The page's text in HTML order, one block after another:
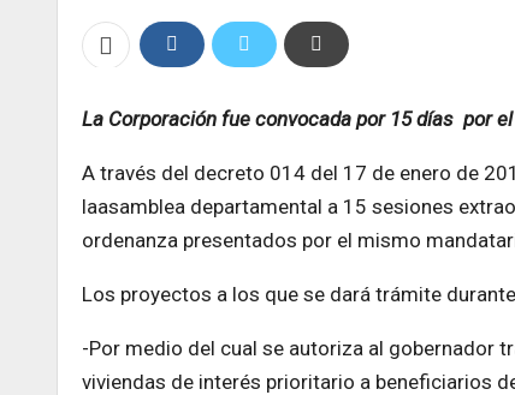
La Corporación fue convocada por 15 días por
A través del decreto 014 del 17 de enero de
laasamblea departamental a 15 sesiones
ordenanza presentados por el mismo
Los proyectos a los que se dará trámite
-Por medio del cual se autoriza al gobernador
viviendas de interés prioritario a beneficiarios